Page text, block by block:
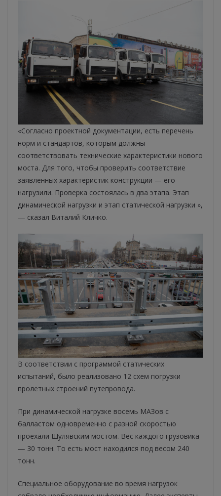
«Согласно проектной документации, есть перечень
норм и стандартов, которым должны
соответствовать технические характеристики нового
моста. Для того, чтобы проверить соответствие
заявленных характеристик конструкции — его
нагрузили. Проверка состоялась в два этапа. Этап
динамической нагрузки и этап статической нагрузки »,
— сказал Виталий Кличко.
В соответствии с программой статических
испытаний, было реализовано 12 схем погрузки
пролетных строений путепровода.
При динамической нагрузке восемь МАЗов с
балластом одновременно с разной скоростью
проехали Шулявским мостом. Вес каждого грузовика
— 30 тонн. То есть мост находился под весом 240
тонн.
Специальное оборудование во время нагрузок